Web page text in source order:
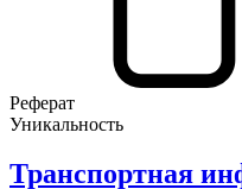
Реферат
Уникальность
Транспортная